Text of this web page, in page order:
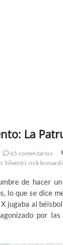
La
65 comentarios
Silvestri rick leonardi
de hacer
lo que se dice
jugaba al
por